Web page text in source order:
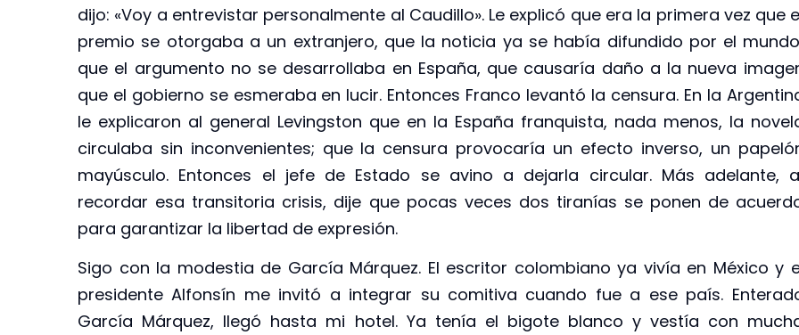
dijo: «Voy a entrevistar personalmente al Caudillo». Le explicó que era la primera vez que
premio se otorgaba a un extranjero, que la noticia ya se había difundido por el
que el argumento no se desarrollaba en España, que causaría daño a la nueva
que el gobierno se esmeraba en lucir. Entonces Franco levantó la censura. En la
le explicaron al general Levingston que en la España franquista, nada menos, la
circulaba sin inconvenientes; que la censura provocaría un efecto inverso, un
mayúsculo. Entonces el jefe de Estado se avino a dejarla circular. Más adelante,
recordar esa transitoria crisis, dije que pocas veces dos tiranías se ponen de
para garantizar la libertad de expresión.
Sigo con la modestia de García Márquez. El escritor colombiano ya vivía en México y
presidente Alfonsín me invitó a integrar su comitiva cuando fue a ese país.
García Márquez, llegó hasta mi hotel. Ya tenía el bigote blanco y vestía con